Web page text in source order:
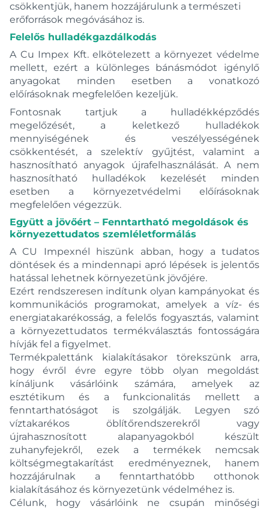
csökkentjük, hanem hozzájárulunk a természeti
erőforrások megóvásához is.
Felelős hulladékgazdálkodás
A Cu Impex Kft. elkötelezett a környezet védelme
mellett, ezért a különleges bánásmódot igénylő
anyagokat minden esetben a vonatkozó
előírásoknak megfelelően kezeljük.
Fontosnak tartjuk a hulladékképződés
megelőzését, a keletkező hulladékok
mennyiségének és veszélyességének
csökkentését, a szelektív gyűjtést, valamint a
hasznosítható anyagok újrafelhasználását. A nem
hasznosítható hulladékok kezelését minden
esetben a környezetvédelmi előírásoknak
megfelelően végezzük.
Együtt a jövőért – Fenntartható megoldások és
környezettudatos szemléletformálás
A CU Impexnél hiszünk abban, hogy a tudatos
döntések és a mindennapi apró lépések is jelentős
hatással lehetnek környezetünk jövőjére.
Ezért rendszeresen indítunk olyan kampányokat és
kommunikációs programokat, amelyek a víz- és
energiatakarékosság, a felelős fogyasztás, valamint
a környezettudatos termékválasztás fontosságára
hívják fel a figyelmet.
Termékpalettánk kialakításakor törekszünk arra,
hogy évről évre egyre több olyan megoldást
kínáljunk vásárlóink számára, amelyek az
esztétikum és a funkcionalitás mellett a
fenntarthatóságot is szolgálják. Legyen szó
víztakarékos öblítőrendszerekről vagy
újrahasznosított alapanyagokból készült
zuhanyfejekről, ezek a termékek nemcsak
költségmegtakarítást eredményeznek, hanem
hozzájárulnak a fenntarthatóbb otthonok
kialakításához és környezetünk védelméhez is.
Célunk, hogy vásárlóink ne csupán minőségi